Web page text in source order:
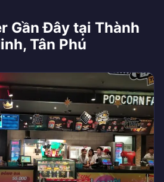
Gần Đây tại Thành
Tân Phú